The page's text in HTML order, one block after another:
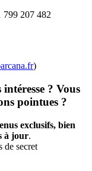
799 207 482
)
? Vous
pointues ?
exclusifs, bien
à jour.
de secret